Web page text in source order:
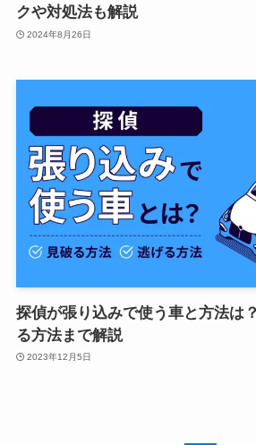
クや対処法も解説
2024年8月26日
探偵が張り込みで使う車と方法は
る方法まで解説
2023年12月5日